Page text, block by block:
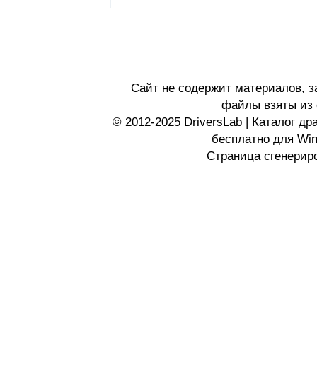
Сайт не содержит материалов,
файлы взяты из
© 2012-2025 DriversLab | Каталог
бесплатно для
Страница